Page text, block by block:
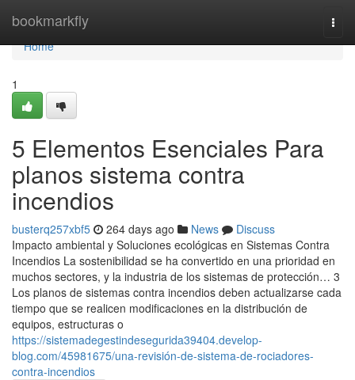
bookmarkfly
Home
Home
1
5 Elementos Esenciales Para
planos sistema contra
incendios
busterq257xbf5 264 days ago News
Discuss
Impacto ambiental y Soluciones ecológicas en Sistemas Contra
Incendios La sostenibilidad se ha convertido en una prioridad en
muchos sectores, y la industria de los sistemas de protección… 3
Los planos de sistemas contra incendios deben actualizarse cada
tiempo que se realicen modificaciones en la distribución de
equipos, estructuras o
https://sistemadegestindesegurida39404.develop-
blog.com/45981675/una-revisión-de-sistema-de-rociadores-
contra-incendios